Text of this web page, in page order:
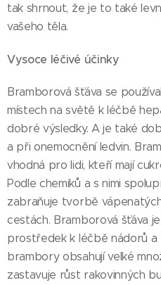
tak shrnout, že je to také
vašeho těla.
Vysoce léčivé účinky
Bramborová šťáva se
místech na světě k léčbě
dobré výsledky. A je také
a při onemocnění ledvin.
vhodná pro lidi, kteří mají
Podle chemiků a s nimi
zabraňuje tvorbě
cestách. Bramborová šťáva
prostředek k léčbě nádorů a
brambory obsahují velké
zastavuje růst rakovinných